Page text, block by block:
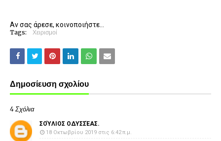
Αν σας άρεσε, κοινοποιήστε...
Tags: Χειρισμοί
Δημοσίευση σχολίου
4 Σχόλια
ΣΟΎΛΙΟΣ ΟΔΥΣΣΈΑΣ.
18 Οκτωβρίου 2019 στις 6:42 π.μ.